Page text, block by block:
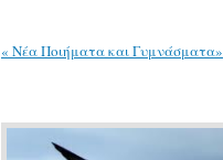
« Νέα Ποιήματα και Γυμνάσματα»